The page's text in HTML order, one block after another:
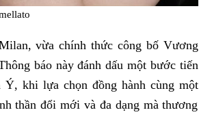
vừa chính thức công bố Vương
báo này đánh dấu một bước tiến
khi lựa chọn đồng hành cùng một
thần đổi mới và đa dạng mà thương